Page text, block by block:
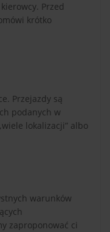
Przed
krótko
Przejazdy są
podanych w
lokalizacji” albo
warunków
zaproponować ci